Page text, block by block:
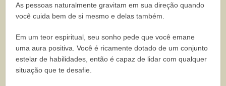
As pessoas naturalmente gravitam em sua direção quando
você cuida bem de si mesmo e delas também.
Em um teor espiritual, seu sonho pede que você emane
uma aura positiva. Você é ricamente dotado de um conjunto
estelar de habilidades, então é capaz de lidar com qualquer
situação que te desafie.